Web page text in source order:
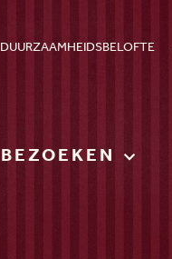
DUURZAAMHEIDSBELOFTE
BEZOEKEN